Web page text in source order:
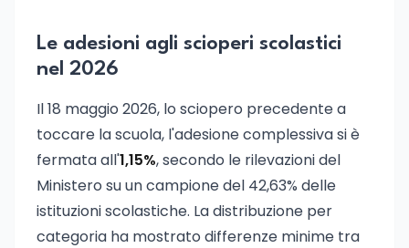
Le adesioni agli scioperi scolastici
nel 2026
Il 18 maggio 2026, lo sciopero precedente a
toccare la scuola, l'adesione complessiva si è
fermata all'1,15%, secondo le rilevazioni del
Ministero su un campione del 42,63% delle
istituzioni scolastiche. La distribuzione per
categoria ha mostrato differenze minime tra